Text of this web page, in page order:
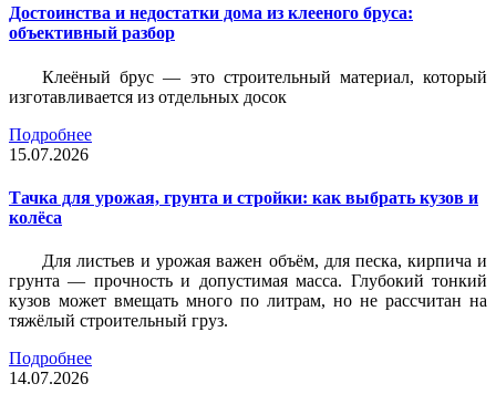
Достоинства и недостатки дома из клееного бруса:
объективный разбор
Клеёный брус — это строительный материал, который
изготавливается из отдельных досок
Подробнее
15.07.2026
Тачка для урожая, грунта и стройки: как выбрать кузов и
колёса
Для листьев и урожая важен объём, для песка, кирпича и
грунта — прочность и допустимая масса. Глубокий тонкий
кузов может вмещать много по литрам, но не рассчитан на
тяжёлый строительный груз.
Подробнее
14.07.2026